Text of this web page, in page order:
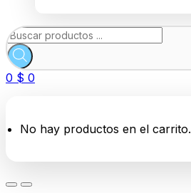
Búsqueda
de
productos
0 $ 0
No hay productos en el carrito.